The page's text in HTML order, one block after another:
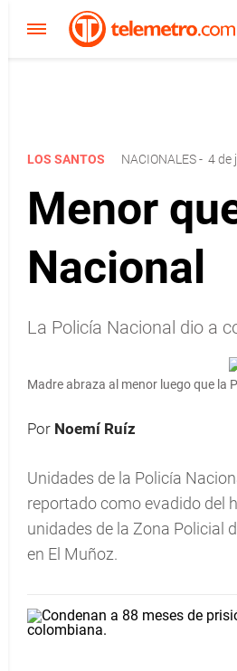
LOS SANTOS NACIONALES- 4 de
Menor
Nacional
La Policía Nacional dio a
Madre abraza al menor luego que la
Por Noemí Ruíz
Unidades de la Policía
reportado como evadido del
unidades de la Zona Policial
en El Muñoz.